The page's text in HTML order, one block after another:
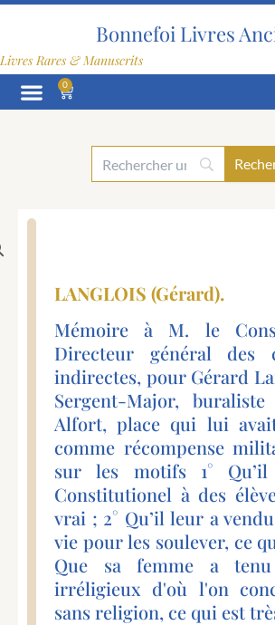
Aller
Bonnefoi Livres
Livres Rares & Manuscrits
0
Panier
LANGLOIS (Gérard).
Mémoire à M. le
Directeur général des
indirectes, pour Gérard
Sergent-Major,
Alfort, place qui lui
comme récompense
sur les motifs 1°
Constitutionel à des
vrai ; 2° Qu’il leur a
vie pour les soulever, ce
Que sa femme a
irréligieux d'où l'on
sans religion, ce qui est